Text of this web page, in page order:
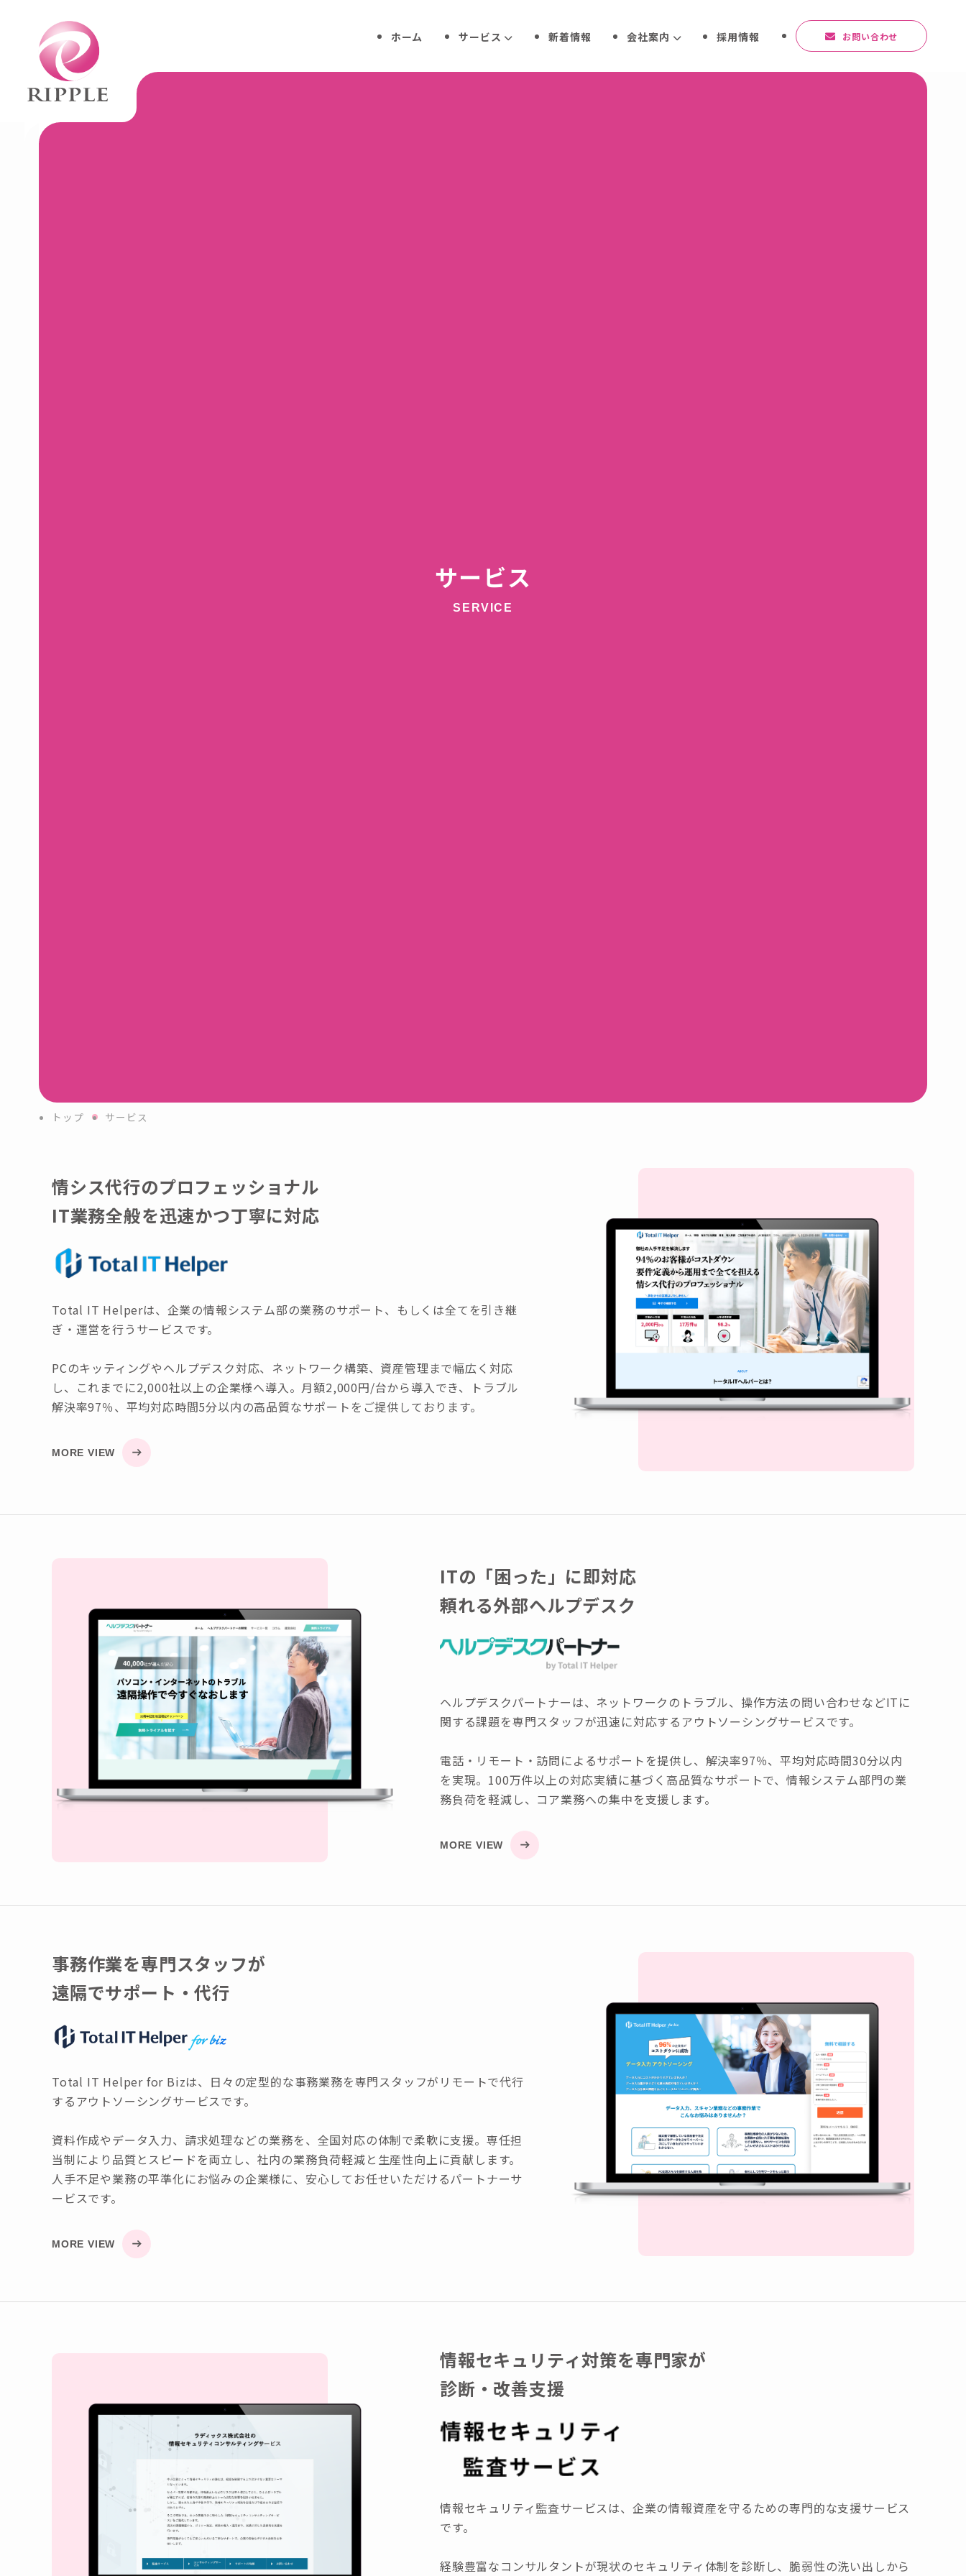
ホーム サービス 新着情報 会社案内 採用情報 お問い合わせ
サービス
SERVICE
トップ サービス
情シス代行のプロフェッショナル
IT業務全般を迅速かつ丁寧に対応
Total IT Helperは、企業の情報システム部の業務のサポート、もしくは全てを引き継
ぎ・運営を行うサービスです。
PCのキッティングやヘルプデスク対応、ネットワーク構築、資産管理まで幅広く対応
し、これまでに2,000社以上の企業様へ導入。月額2,000円/台から導入でき、トラブル
解決率97％、平均対応時間5分以内の高品質なサポートをご提供しております。
MORE VIEW
ITの「困った」に即対応
頼れる外部ヘルプデスク
ヘルプデスクパートナーは、ネットワークのトラブル、操作方法の問い合わせなどITに
関する課題を専門スタッフが迅速に対応するアウトソーシングサービスです。
電話・リモート・訪問によるサポートを提供し、解決率97％、平均対応時間30分以内
を実現。100万件以上の対応実績に基づく高品質なサポートで、情報システム部門の業
務負荷を軽減し、コア業務への集中を支援します。
MORE VIEW
事務作業を専門スタッフが
遠隔でサポート・代行
Total IT Helper for Bizは、日々の定型的な事務業務を専門スタッフがリモートで代行
するアウトソーシングサービスです。
資料作成やデータ入力、請求処理などの業務を、全国対応の体制で柔軟に支援。専任担
当制により品質とスピードを両立し、社内の業務負荷軽減と生産性向上に貢献します。
人手不足や業務の平準化にお悩みの企業様に、安心してお任せいただけるパートナーサ
ービスです。
MORE VIEW
情報セキュリティ対策を専門家が
診断・改善支援
情報セキュリティ監査サービスは、企業の情報資産を守るための専門的な支援サービス
です。
経験豊富なコンサルタントが現状のセキュリティ体制を診断し、脆弱性の洗い出しから